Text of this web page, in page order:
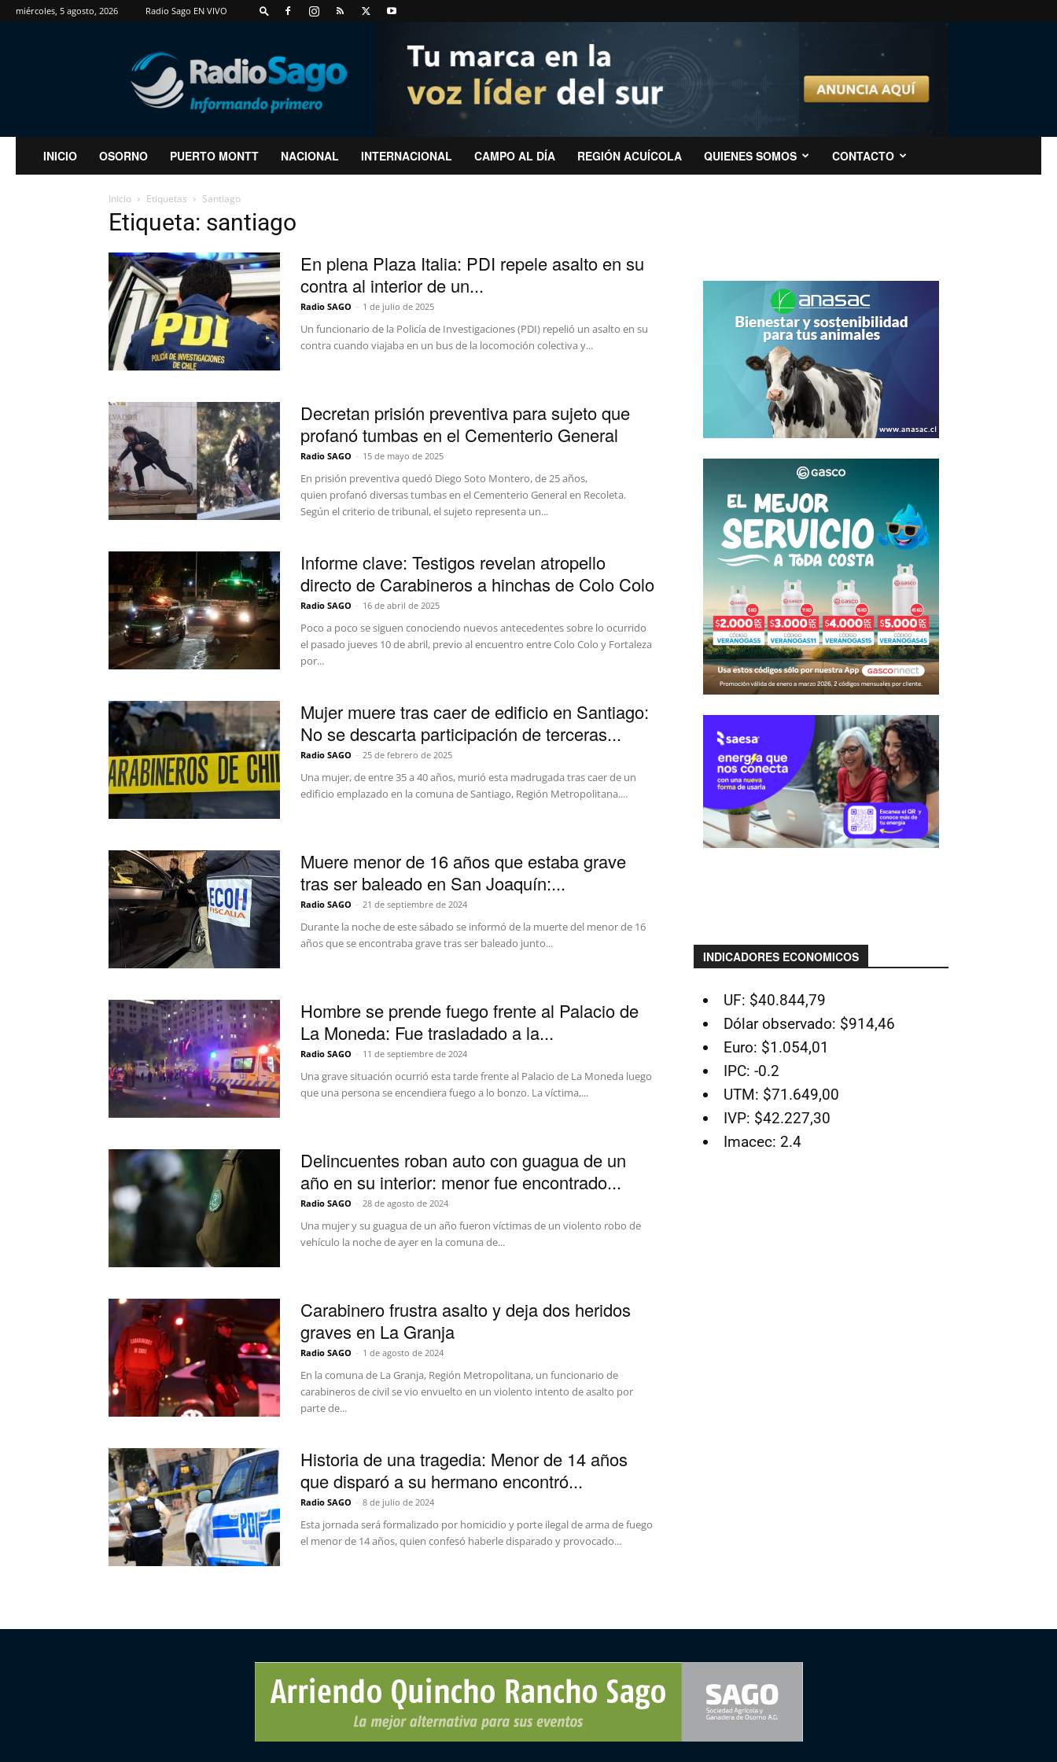
miércoles, 5 agosto, 2026 Radio Sago EN VIVO
RadioSago
INICIO OSORNO PUERTO MONTT NACIONAL INTERNACIONAL CAMPO AL DÍA REGIÓN ACUÍCOLA QUIENES SOMOS CONTACTO
Inicio Etiquetas Santiago
Etiqueta: santiago
En plena Plaza Italia: PDI repele asalto en su
contra al interior de un...
Radio SAGO - 1 de julio de 2025
Un funcionario de la Policía de Investigaciones (PDI) repelió un asalto en su
contra cuando viajaba en un bus de la locomoción colectiva y...
Decretan prisión preventiva para sujeto que
profanó tumbas en el Cementerio General
Radio SAGO - 15 de mayo de 2025
En prisión preventiva quedó Diego Soto Montero, de 25 años,
quien profanó diversas tumbas en el Cementerio General en Recoleta.
Según el criterio de tribunal, el sujeto representa un...
Informe clave: Testigos revelan atropello
directo de Carabineros a hinchas de Colo Colo
Radio SAGO - 16 de abril de 2025
Poco a poco se siguen conociendo nuevos antecedentes sobre lo ocurrido
el pasado jueves 10 de abril, previo al encuentro entre Colo Colo y Fortaleza
por...
Mujer muere tras caer de edificio en Santiago:
No se descarta participación de terceras...
Radio SAGO - 25 de febrero de 2025
Una mujer, de entre 35 a 40 años, murió esta madrugada tras caer de un
edificio emplazado en la comuna de Santiago, Región Metropolitana....
Muere menor de 16 años que estaba grave
tras ser baleado en San Joaquín:...
Radio SAGO - 21 de septiembre de 2024
Durante la noche de este sábado se informó de la muerte del menor de 16
años que se encontraba grave tras ser baleado junto...
Hombre se prende fuego frente al Palacio de
La Moneda: Fue trasladado a la...
Radio SAGO - 11 de septiembre de 2024
Una grave situación ocurrió esta tarde frente al Palacio de La Moneda luego
que una persona se encendiera fuego a lo bonzo. La víctima,...
Delincuentes roban auto con guagua de un
año en su interior: menor fue encontrado...
Radio SAGO - 28 de agosto de 2024
Una mujer y su guagua de un año fueron víctimas de un violento robo de
vehículo la noche de ayer en la comuna de...
Carabinero frustra asalto y deja dos heridos
graves en La Granja
Radio SAGO - 1 de agosto de 2024
En la comuna de La Granja, Región Metropolitana, un funcionario de
carabineros de civil se vio envuelto en un violento intento de asalto por
parte de...
Historia de una tragedia: Menor de 14 años
que disparó a su hermano encontró...
Radio SAGO - 8 de julio de 2024
Esta jornada será formalizado por homicidio y porte ilegal de arma de fuego
el menor de 14 años, quien confesó haberle disparado y provocado...
INDICADORES ECONOMICOS
UF: $40.844,79
Dólar observado: $914,46
Euro: $1.054,01
IPC: -0.2
UTM: $71.649,00
IVP: $42.227,30
Imacec: 2.4